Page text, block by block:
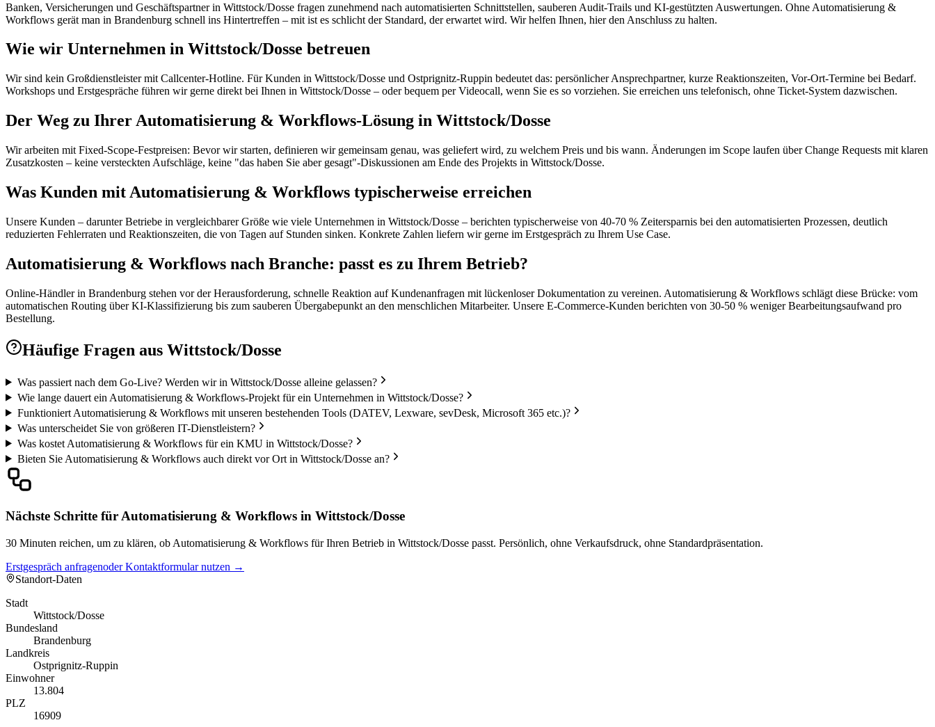
Banken, Versicherungen und Geschäftspartner in Wittstock/Dosse fragen zunehmend nach automatisierten Schnittstellen, sauberen Audit-Trails und KI-gestützten Auswertungen. Ohne Automatisierung &
Workflows gerät man in Brandenburg schnell ins Hintertreffen – mit ist es schlicht der Standard, der erwartet wird. Wir helfen Ihnen, hier den Anschluss zu halten.
Wie wir Unternehmen in Wittstock/Dosse betreuen
Wir sind kein Großdienstleister mit Callcenter-Hotline. Für Kunden in Wittstock/Dosse und Ostprignitz-Ruppin bedeutet das: persönlicher Ansprechpartner, kurze Reaktionszeiten, Vor-Ort-Termine bei Bedarf.
Workshops und Erstgespräche führen wir gerne direkt bei Ihnen in Wittstock/Dosse – oder bequem per Videocall, wenn Sie es so vorziehen. Sie erreichen uns telefonisch, ohne Ticket-System dazwischen.
Der Weg zu Ihrer Automatisierung & Workflows-Lösung in Wittstock/Dosse
Wir arbeiten mit Fixed-Scope-Festpreisen: Bevor wir starten, definieren wir gemeinsam genau, was geliefert wird, zu welchem Preis und bis wann. Änderungen im Scope laufen über Change Requests mit klaren
Zusatzkosten – keine versteckten Aufschläge, keine "das haben Sie aber gesagt"-Diskussionen am Ende des Projekts in Wittstock/Dosse.
Was Kunden mit Automatisierung & Workflows typischerweise erreichen
Unsere Kunden – darunter Betriebe in vergleichbarer Größe wie viele Unternehmen in Wittstock/Dosse – berichten typischerweise von 40-70 % Zeitersparnis bei den automatisierten Prozessen, deutlich
reduzierten Fehlerraten und Reaktionszeiten, die von Tagen auf Stunden sinken. Konkrete Zahlen liefern wir gerne im Erstgespräch zu Ihrem Use Case.
Automatisierung & Workflows nach Branche: passt es zu Ihrem Betrieb?
Online-Händler in Brandenburg stehen vor der Herausforderung, schnelle Reaktion auf Kundenanfragen mit lückenloser Dokumentation zu vereinen. Automatisierung & Workflows schlägt diese Brücke: vom
automatischen Routing über KI-Klassifizierung bis zum sauberen Übergabepunkt an den menschlichen Mitarbeiter. Unsere E-Commerce-Kunden berichten von 30-50 % weniger Bearbeitungsaufwand pro
Bestellung.
Häufige Fragen aus Wittstock/Dosse
Was passiert nach dem Go-Live? Werden wir in Wittstock/Dosse alleine gelassen?
Wie lange dauert ein Automatisierung & Workflows-Projekt für ein Unternehmen in Wittstock/Dosse?
Funktioniert Automatisierung & Workflows mit unseren bestehenden Tools (DATEV, Lexware, sevDesk, Microsoft 365 etc.)?
Was unterscheidet Sie von größeren IT-Dienstleistern?
Was kostet Automatisierung & Workflows für ein KMU in Wittstock/Dosse?
Bieten Sie Automatisierung & Workflows auch direkt vor Ort in Wittstock/Dosse an?
Nächste Schritte für Automatisierung & Workflows in Wittstock/Dosse
30 Minuten reichen, um zu klären, ob Automatisierung & Workflows für Ihren Betrieb in Wittstock/Dosse passt. Persönlich, ohne Verkaufsdruck, ohne Standardpräsentation.
Erstgespräch anfragenoder Kontaktformular nutzen →
Standort-Daten
Stadt
Wittstock/Dosse
Bundesland
Brandenburg
Landkreis
Ostprignitz-Ruppin
Einwohner
13.804
PLZ
16909